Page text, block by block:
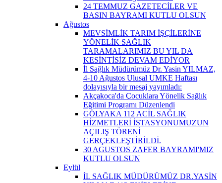
24 TEMMUZ GAZETECİLER VE
BASIN BAYRAMI KUTLU OLSUN
Ağustos
MEVSİMLİK TARIM İŞÇİLERİNE
YÖNELİK SAĞLIK
TARAMALARIMIZ BU YIL DA
KESİNTİSİZ DEVAM EDİYOR
İl Sağlık Müdürümüz Dr. Yasin YILMAZ,
4-10 Ağustos Ulusal UMKE Haftası
dolayısıyla bir mesaj yayımladı:
Akçakoca'da Çocuklara Yönelik Sağlık
Eğitimi Programı Düzenlendi
GÖLYAKA 112 ACİL SAĞLIK
HİZMETLERİ İSTASYONUMUZUN
AÇILIŞ TÖRENİ
GERÇEKLEŞTİRİLDİ.
30 AGUSTOS ZAFER BAYRAMI'MIZ
KUTLU OLSUN
Eylül
İL SAĞLIK MÜDÜRÜMÜZ DR.YASİN